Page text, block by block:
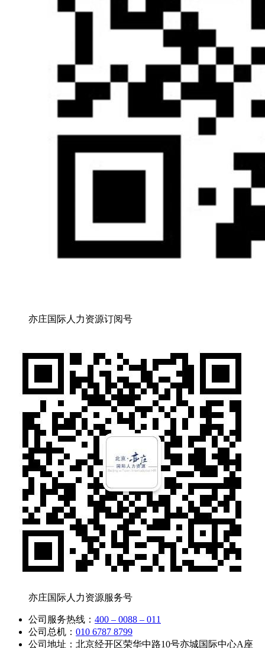
亦庄国际人力资源订阅号
亦庄国际人力资源服务号
公司服务热线： 400 – 0088 – 011
公司总机： 010 6787 8799
公司地址：北京经开区荣华中路10号亦城国际中心A座